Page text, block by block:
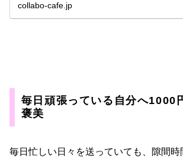
collabo-cafe.jp
毎日頑張っている自分へ1000
褒美
毎日忙しい日々を送っていても、隙間時